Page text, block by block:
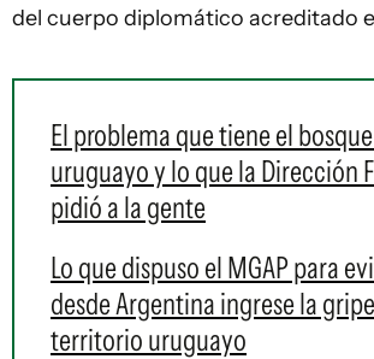
del cuerpo diplomático acreditado
El problema que tiene el
uruguayo y lo que la Dirección
pidió a la gente
Lo que dispuso el MGAP para
desde Argentina ingrese la
territorio uruguayo